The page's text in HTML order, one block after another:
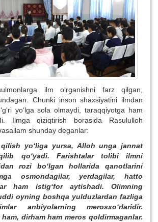
ilm o‘rganishni farz qilgan,
Chunki inson shaxsiyatini ilmdan
yo‘lga sola olmaydi, taraqqiyotga ham
Ilmga qiziqtirish borasida Rasululloh
shunday deganlar:
yo‘liga yursa, Alloh unga jannat
qo‘yadi. Farishtalar tolibi ilmni
rozi bo‘lgan hollarida qanotlarini
osmondagilar, yerdagilar, hatto
ham istig‘for aytishadi. Olimning
oyning boshqa yulduzlardan fazliga
anbiyolarning merosxo‘rlaridir.
dirham ham meros qoldirmaganlar.